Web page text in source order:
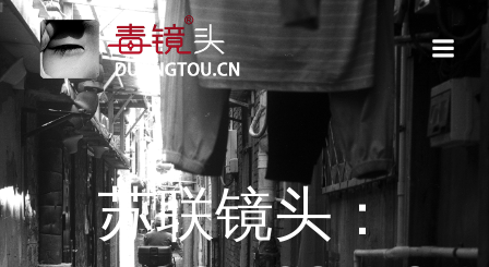
到
内
容
苏联镜头：